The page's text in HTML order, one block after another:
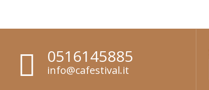
0516145885
info@cafestival.it